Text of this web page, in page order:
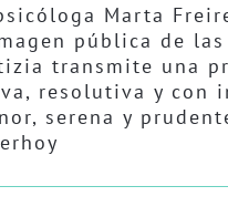
Marta
pública de
transmite una
resolutiva y con
serena y